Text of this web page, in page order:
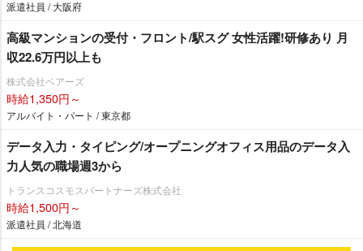
派遣社員 / 大阪府
高級マンションの受付・フロント/駅スグ 女性活躍!研修あり 月
収22.6万円以上も
株式会社ベアーズ
時給1,350円～
アルバイト・パート / 東京都
データ入力・タイピング/オープニングオフィス用品のデータ入
力人気の職場週3から
トランスコスモスパートナーズ株式会社
時給1,500円～
派遣社員 / 北海道